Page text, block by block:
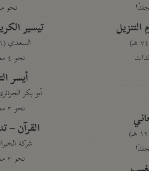
التنزيل
نحو
تيسير
السعدي (١٣٧٦ هـ)
نحو ٤ مجلدات
أيسر
أبو بكر الجزائري
نحو ٣ مجلدات
القرآن –
شركة
نحو ٣ مجلدات